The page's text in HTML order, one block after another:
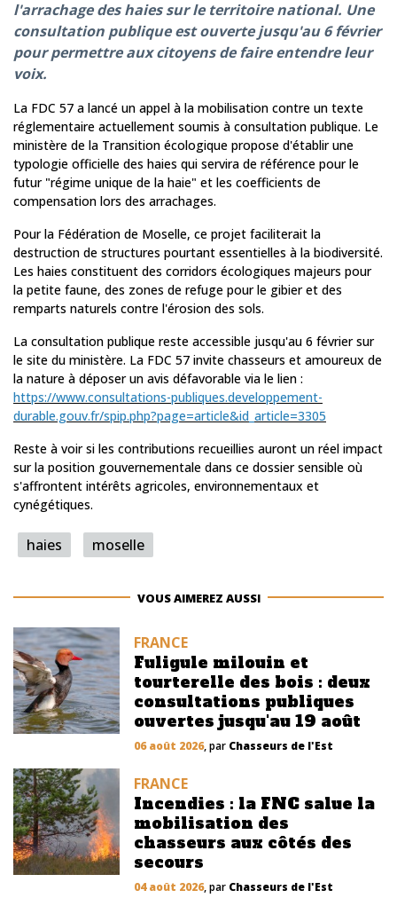
l'arrachage des haies sur le territoire national. Une
consultation publique est ouverte jusqu'au 6 février
pour permettre aux citoyens de faire entendre leur
voix.
La FDC 57 a lancé un appel à la mobilisation contre un texte
réglementaire actuellement soumis à consultation publique. Le
ministère de la Transition écologique propose d'établir une
typologie officielle des haies qui servira de référence pour le
futur "régime unique de la haie" et les coefficients de
compensation lors des arrachages.
Pour la Fédération de Moselle, ce projet faciliterait la
destruction de structures pourtant essentielles à la biodiversité.
Les haies constituent des corridors écologiques majeurs pour
la petite faune, des zones de refuge pour le gibier et des
remparts naturels contre l'érosion des sols.
La consultation publique reste accessible jusqu'au 6 février sur
le site du ministère. La FDC 57 invite chasseurs et amoureux de
la nature à déposer un avis défavorable via le lien :
https://www.consultations-publiques.developpement-
durable.gouv.fr/spip.php?page=article&id_article=3305
Reste à voir si les contributions recueillies auront un réel impact
sur la position gouvernementale dans ce dossier sensible où
s'affrontent intérêts agricoles, environnementaux et
cynégétiques.
haies moselle
VOUS AIMEREZ AUSSI
FRANCE
Fuligule milouin et
tourterelle des bois : deux
consultations publiques
ouvertes jusqu'au 19 août
06 août 2026, par Chasseurs de l'Est
FRANCE
Incendies : la FNC salue la
mobilisation des
chasseurs aux côtés des
secours
04 août 2026, par Chasseurs de l'Est